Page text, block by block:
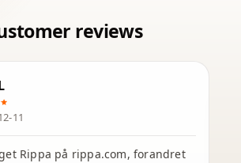
11
Rippa på rippa.com, forandret